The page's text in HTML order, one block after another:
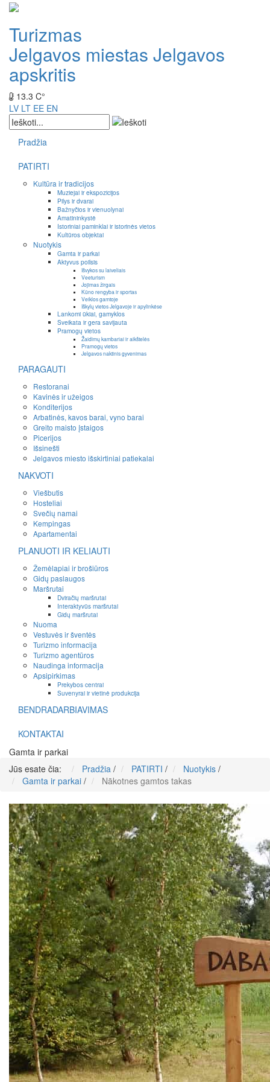
Turizmas
Jelgavos miestas Jelgavos
apskritis
13.3 C°
LV LT EE EN
Pradžia
PATIRTI
Kultūra ir tradicijos
Muziejai ir ekspozicijos
Pilys ir dvarai
Bažnyčios ir vienuolynai
Amatininkystė
Istoriniai paminklai ir istorinės vietos
Kultūros objektai
Nuotykis
Gamta ir parkai
Aktyvus poilsis
Išvykos su laiveliais
Veeturism
Jojimas žirgais
Kūno rengyba ir sportas
Veiklos gamtoje
Iškylų vietos Jelgavoje ir apylinkėse
Lankomi ūkiai, gamyklos
Sveikata ir gera savijauta
Pramogų vietos
Žaidimų kambariai ir aikštelės
Pramogų vietos
Jelgavos naktinis gyvenimas
PARAGAUTI
Restoranai
Kavinės ir užeigos
Konditerijos
Arbatinės, kavos barai, vyno barai
Greito maisto įstaigos
Picerijos
Išsinešti
Jelgavos miesto išskirtiniai patiekalai
NAKVOTI
Viešbutis
Hosteliai
Svečių namai
Kempingas
Apartamentai
PLANUOTI IR KELIAUTI
Žemėlapiai ir brošiūros
Gidų paslaugos
Maršrutai
Dviračių maršrutai
Interaktyvūs maršrutai
Gidų maršrutai
Nuoma
Vestuvės ir šventės
Turizmo informacija
Turizmo agentūros
Naudinga informacija
Apsipirkimas
Prekybos centrai
Suvenyrai ir vietinė produkcija
BENDRADARBIAVIMAS
KONTAKTAI
Gamta ir parkai
Jūs esate čia:
Pradžia / PATIRTI / Nuotykis /
Gamta ir parkai / Nākotnes gamtos takas